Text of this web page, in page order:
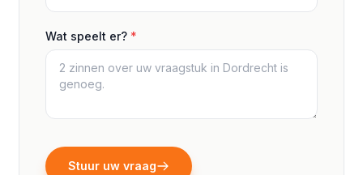
Wat speelt er? *
Stuur uw vraag